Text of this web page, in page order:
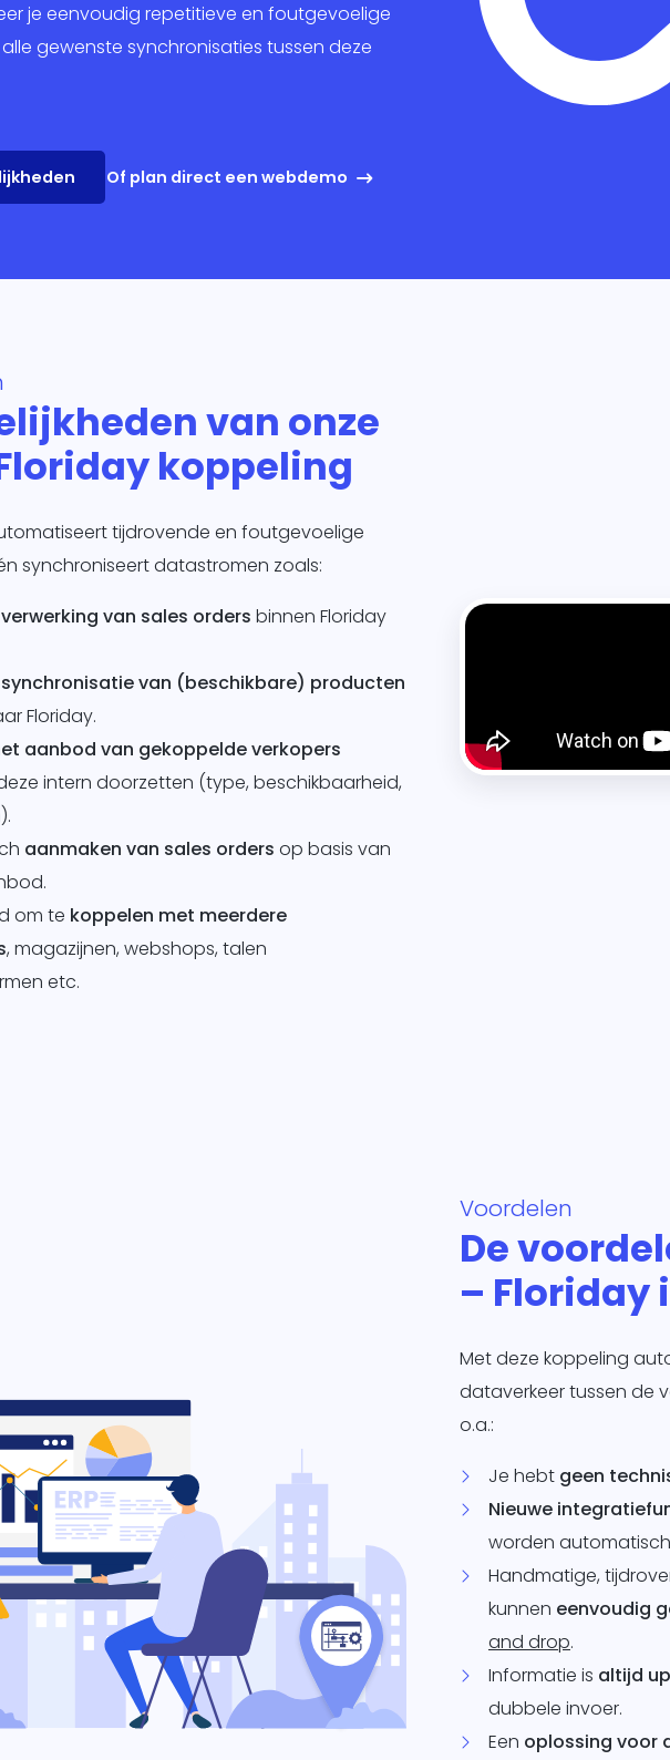
Marketing
je eenvoudig repetitieve en foutgevoelige
gewenste synchronisaties tussen deze
Of plan direct een webdemo
van onze
koppeling
tijdrovende en foutgevoelige
synchroniseert datastromen zoals:
verwerking van sales orders binnen Floriday
synchronisatie van (beschikbare) producten
Floriday.
aanbod van gekoppelde verkopers
intern doorzetten (type, beschikbaarheid,
aanmaken van sales orders op basis van
om te koppelen met meerdere
, magazijnen, webshops, talen
etc.
Voordelen
De
–
Met deze koppeling
dataverkeer tussen de
o.a.:
Je hebt geen
Nieuwe
worden
Handmatige,
kunnen eenvoudig
and drop.
Informatie is altijd
dubbele invoer.
Een oplossing voor